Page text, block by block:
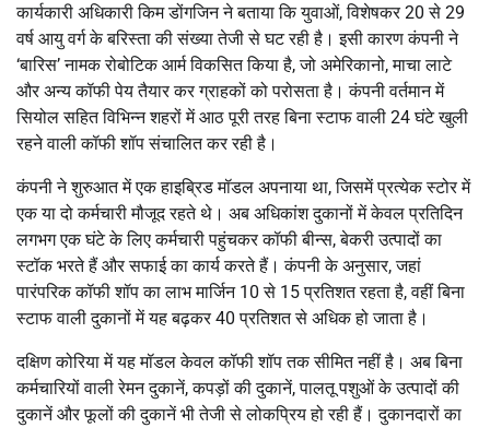
कार्यकारी अधिकारी किम डोंगजिन ने बताया कि युवाओं, विशेषकर 20 से 29
वर्ष आयु वर्ग के बरिस्ता की संख्या तेजी से घट रही है। इसी कारण कंपनी ने
‘बारिस’ नामक रोबोटिक आर्म विकसित किया है, जो अमेरिकानो, माचा लाटे
और अन्य कॉफी पेय तैयार कर ग्राहकों को परोसता है। कंपनी वर्तमान में
सियोल सहित विभिन्न शहरों में आठ पूरी तरह बिना स्टाफ वाली 24 घंटे खुली
रहने वाली कॉफी शॉप संचालित कर रही है।
कंपनी ने शुरुआत में एक हाइब्रिड मॉडल अपनाया था, जिसमें प्रत्येक स्टोर में
एक या दो कर्मचारी मौजूद रहते थे। अब अधिकांश दुकानों में केवल प्रतिदिन
लगभग एक घंटे के लिए कर्मचारी पहुंचकर कॉफी बीन्स, बेकरी उत्पादों का
स्टॉक भरते हैं और सफाई का कार्य करते हैं। कंपनी के अनुसार, जहां
पारंपरिक कॉफी शॉप का लाभ मार्जिन 10 से 15 प्रतिशत रहता है, वहीं बिना
स्टाफ वाली दुकानों में यह बढ़कर 40 प्रतिशत से अधिक हो जाता है।
दक्षिण कोरिया में यह मॉडल केवल कॉफी शॉप तक सीमित नहीं है। अब बिना
कर्मचारियों वाली रेमन दुकानें, कपड़ों की दुकानें, पालतू पशुओं के उत्पादों की
दुकानें और फूलों की दुकानें भी तेजी से लोकप्रिय हो रही हैं। दुकानदारों का